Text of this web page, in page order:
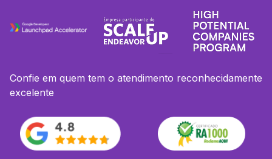
Confie em quem tem o atendimento reconhecidamente
excelente